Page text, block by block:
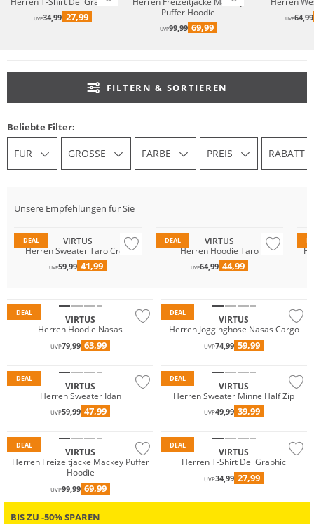
UVP34,99 27,99
Puffer Hoodie
UVP99,99 69,99
UVP64,99
FILTERN & SORTIEREN
Beliebte Filter:
FÜR GRÖSSE FARBE PREIS RABATT
Unsere Empfehlungen für Sie
DEAL
Preis & Wert
VIRTUS
Herren Sweater Taro Crew
UVP59,99 41,99
DEAL
VIRTUS
Herren Hoodie Taro
UVP64,99 44,99
DEAL
VIRTUS
Herren Hoodie Nasas
UVP79,99 63,99
DEAL
VIRTUS
Herren Jogginghose Nasas Cargo
UVP74,99 59,99
DEAL
VIRTUS
Herren Sweater Idan
UVP59,99 47,99
DEAL
VIRTUS
Herren Sweater Minne Half Zip
UVP49,99 39,99
DEAL
VIRTUS
Herren Freizeitjacke Mackey Puffer
Hoodie
UVP99,99 69,99
DEAL
VIRTUS
Herren T-Shirt Del Graphic
UVP34,99 27,99
BIS ZU -50% SPAREN